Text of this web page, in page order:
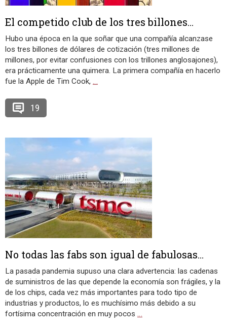
El competido club de los tres billones…
Hubo una época en la que soñar que una compañía alcanzase
los tres billones de dólares de cotización (tres millones de
millones, por evitar confusiones con los trillones anglosajones),
era prácticamente una quimera. La primera compañía en hacerlo
fue la Apple de Tim Cook, …
19
No todas las fabs son igual de fabulosas…
La pasada pandemia supuso una clara advertencia: las cadenas
de suministros de las que depende la economía son frágiles, y la
de los chips, cada vez más importantes para todo tipo de
industrias y productos, lo es muchísimo más debido a su
fortísima concentración en muy pocos …